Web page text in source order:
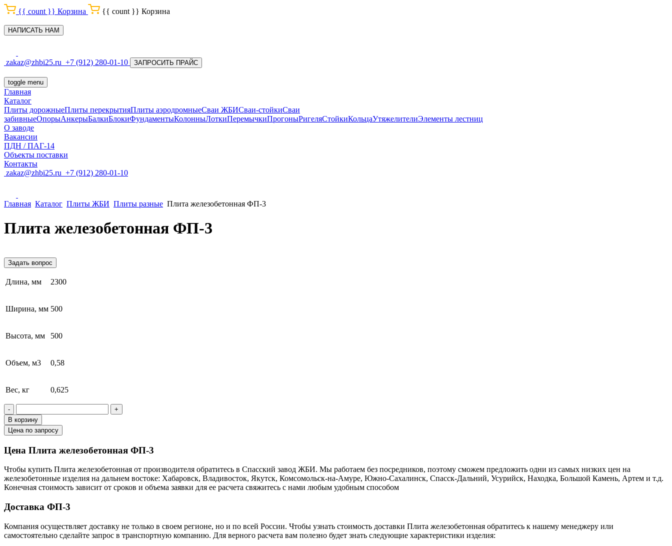
{{ count }} Корзина {{ count }} Корзина
НАПИСАТЬ НАМ
zakaz@zhbi25.ru +7 (912) 280-01-10 ЗАПРОСИТЬ ПРАЙС
toggle menu
Главная
Каталог
Плиты дорожныеПлиты перекрытияПлиты аэродромныеСваи ЖБИСваи-стойкиСваи
забивныеОпорыАнкерыБалкиБлокиФундаментыКолонныЛоткиПеремычкиПрогоныРигеляСтойкиКольцаУтяжелителиЭлементы лестниц
О заводе
Вакансии
ПДН / ПАГ-14
Объекты поставки
Контакты
zakaz@zhbi25.ru +7 (912) 280-01-10
Главная Каталог Плиты ЖБИ Плиты разные Плита железобетонная ФП-3
Плита железобетонная ФП-3
Задать вопрос
Длина, мм 2300
Ширина, мм 500
Высота, мм 500
Объем, м3 0,58
Вес, кг 0,625
-
+
В корзину
Цена по запросу
Цена Плита железобетонная ФП-3
Чтобы купить Плита железобетонная от производителя обратитесь в Cпасский завод ЖБИ. Мы работаем без посредников, поэтому сможем предложить одни из самых низких цен на
железобетонные изделия на дальнем востоке: Хабаровск, Владивосток, Якутск, Комсомольск-на-Амуре, Южно-Сахалинск, Спасск-Дальний, Усурийск, Находка, Большой Камень, Артем и т.д.
Конечная стоимость зависит от сроков и объема заявки для ее расчета свяжитесь с нами любым удобным способом
Доставка ФП-3
Компания осуществляет доставку не только в своем регионе, но и по всей России. Чтобы узнать стоимость доставки Плита железобетонная обратитесь к нашему менеджеру или
самостоятельно сделайте запрос в транспортную компанию. Для верного расчета вам полезно будет знать следующие характеристики изделия: